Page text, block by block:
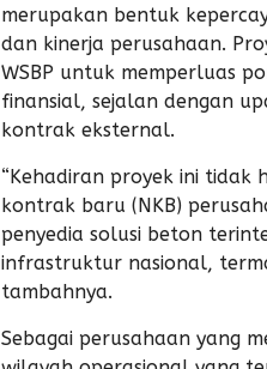
merupakan bentuk
dan kinerja perusahaan.
WSBP untuk memperluas
finansial, sejalan dengan
kontrak eksternal.
“Kehadiran proyek ini
kontrak baru (NKB)
penyedia solusi beton
infrastruktur nasional,
tambahnya.
Sebagai perusahaan yang